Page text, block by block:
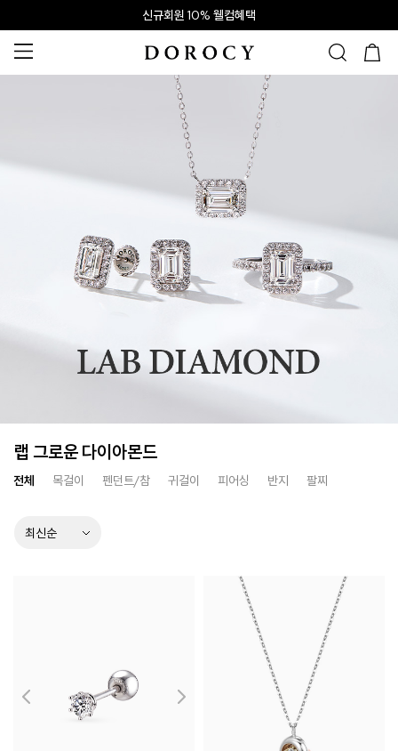
신규회원 10% 웰컴혜택
랩 그로운 다이아몬드
전체 목걸이 펜던트/참 귀걸이 피어싱 반지 팔찌